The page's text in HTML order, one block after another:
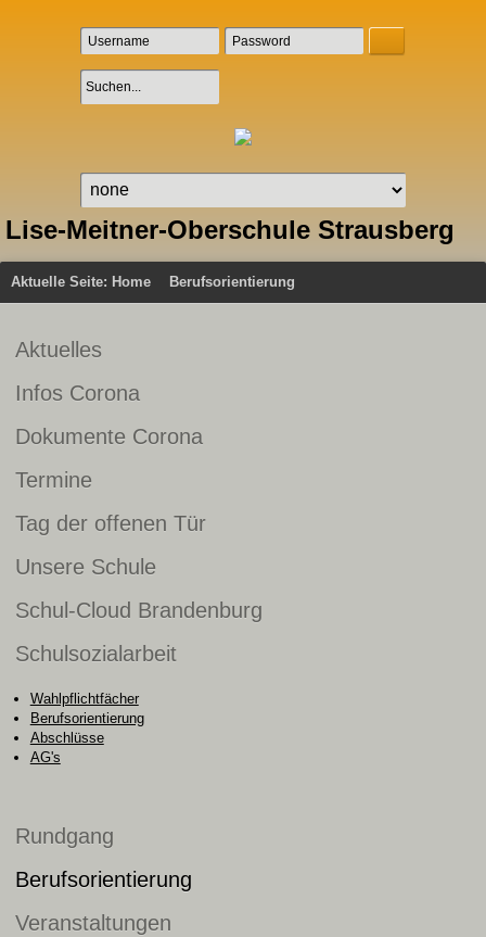
Lise-Meitner-Oberschule Strausberg
Aktuelle Seite: Home Berufsorientierung
Aktuelles
Infos Corona
Dokumente Corona
Termine
Tag der offenen Tür
Unsere Schule
Schul-Cloud Brandenburg
Schulsozialarbeit
Wahlpflichtfächer
Berufsorientierung
Abschlüsse
AG's
Rundgang
Berufsorientierung
Veranstaltungen